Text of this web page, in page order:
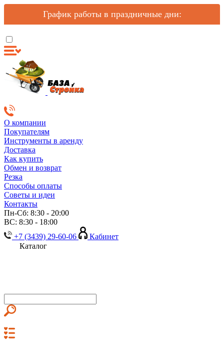
График работы в праздничные дни:
О компании
Покупателям
Инструменты в аренду
Доставка
Как купить
Обмен и возврат
Резка
Способы оплаты
Советы и идеи
Контакты
Пн-Сб: 8:30 - 20:00
ВС: 8:30 - 18:00
+7 (3439) 29-60-06
Кабинет
Каталог